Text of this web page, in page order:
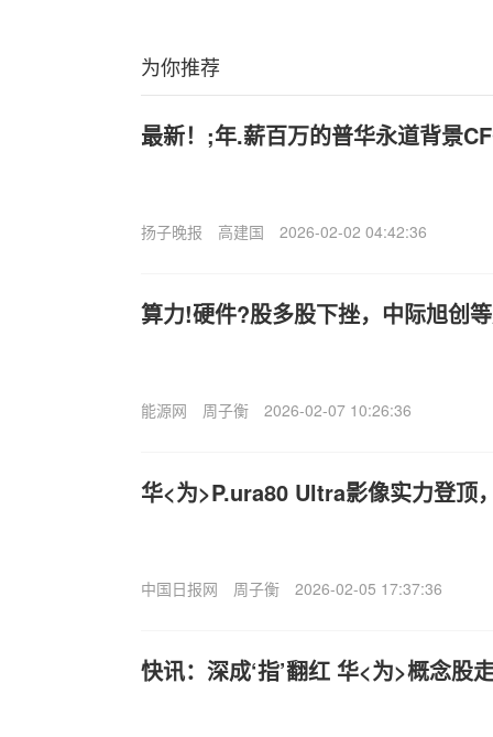
为你推荐
最新！;年.薪百万的普华永道背景
扬子晚报 高建国 2026-02-02 04:42:36
算力!硬件?股多股下挫，中际旭创
能源网 周子衡 2026-02-07 10:26:36
华<为>P.ura80 Ultra影像实力登顶
中国日报网 周子衡 2026-02-05 17:37:36
快讯：深成‘指’翻红 华<为>概念股